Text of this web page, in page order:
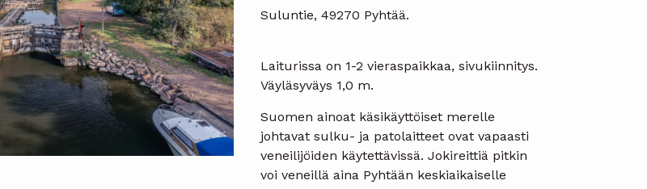
Suluntie, 49270 Pyhtää.
Laiturissa on 1-2 vieraspaikkaa, sivukiinnitys.
Väyläsyväys 1,0 m.
Suomen ainoat käsikäyttöiset merelle
johtavat sulku- ja patolaitteet ovat vapaasti
veneilijöiden käytettävissä. Jokireittiä pitkin
voi veneillä aina Pyhtään keskiaikaiselle